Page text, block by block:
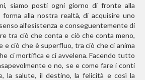
siamo posti ogni giorno di fronte alla
alla nostra realtà, di acquisire uno
all’esistenza e conseguentemente di
tra ciò che conta e ciò che conta meno,
e ciò che è superfluo, tra ciò che ci anima
ci mortifica e ci avvelena. Facendo tutto
o no, se e come fare i conti
la salute, il destino, la felicità e così la